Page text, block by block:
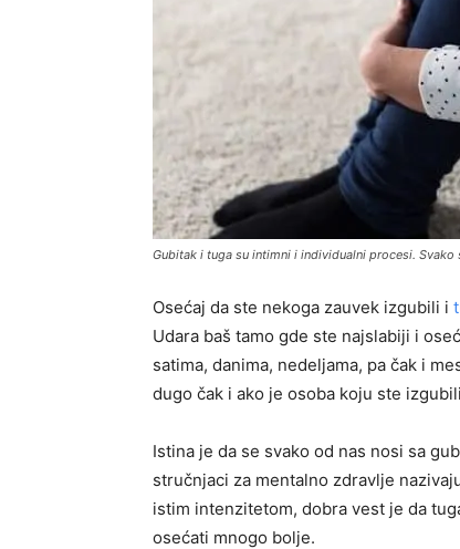
Gubitak i tuga su intimni i individualni procesi. Svako
Osećaj da ste nekoga zauvek izgubili i
Udara baš tamo gde ste najslabiji i
satima, danima, nedeljama, pa čak i
dugo čak i ako je osoba koju ste
Istina je da se svako od nas nosi sa
stručnjaci za mentalno zdravlje
istim intenzitetom, dobra vest je da
osećati mnogo bolje.